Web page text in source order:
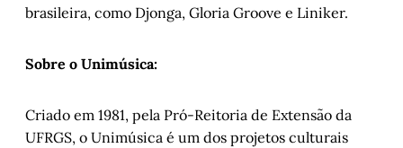
brasileira, como Djonga, Gloria Groove e Liniker.
Sobre o Unimúsica:
Criado em 1981, pela Pró-Reitoria de Extensão da
UFRGS, o Unimúsica é um dos projetos culturais